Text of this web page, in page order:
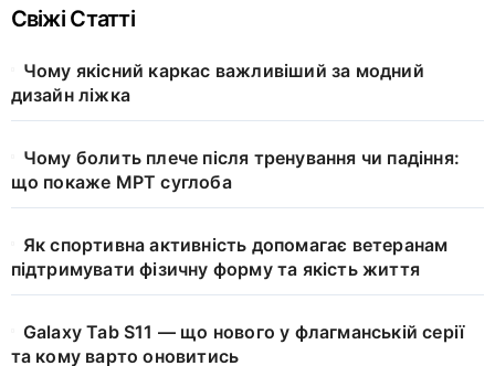
Свіжі Статті
Чому якісний каркас важливіший за модний
дизайн ліжка
Чому болить плече після тренування чи падіння:
що покаже МРТ суглоба
Як спортивна активність допомагає ветеранам
підтримувати фізичну форму та якість життя
Galaxy Tab S11 — що нового у флагманській серії
та кому варто оновитись